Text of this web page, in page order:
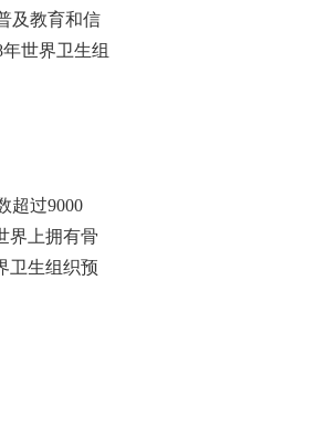
及教育和信
年世界卫生组
超过9000
界上拥有骨
卫生组织预